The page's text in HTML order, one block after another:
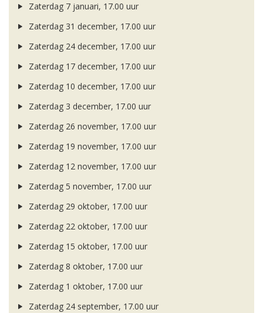
Zaterdag 7 januari, 17.00 uur
Zaterdag 31 december, 17.00 uur
Zaterdag 24 december, 17.00 uur
Zaterdag 17 december, 17.00 uur
Zaterdag 10 december, 17.00 uur
Zaterdag 3 december, 17.00 uur
Zaterdag 26 november, 17.00 uur
Zaterdag 19 november, 17.00 uur
Zaterdag 12 november, 17.00 uur
Zaterdag 5 november, 17.00 uur
Zaterdag 29 oktober, 17.00 uur
Zaterdag 22 oktober, 17.00 uur
Zaterdag 15 oktober, 17.00 uur
Zaterdag 8 oktober, 17.00 uur
Zaterdag 1 oktober, 17.00 uur
Zaterdag 24 september, 17.00 uur